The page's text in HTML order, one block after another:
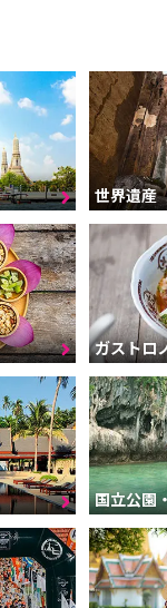
世界遺産
ガストロ
国立公園